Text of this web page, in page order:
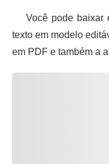
Você pode baixar
texto em modelo
em PDF e também a